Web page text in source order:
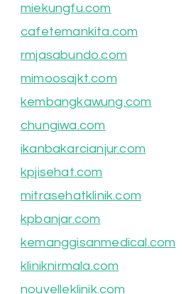
miekungfu.com
cafetemankita.com
rmjasabundo.com
mimoosajkt.com
kembangkawung.com
chungiwa.com
ikanbakarcianjur.com
kpjisehat.com
mitrasehatklinik.com
kpbanjar.com
kemanggisanmedical.com
kliniknirmala.com
nouvelleklinik.com